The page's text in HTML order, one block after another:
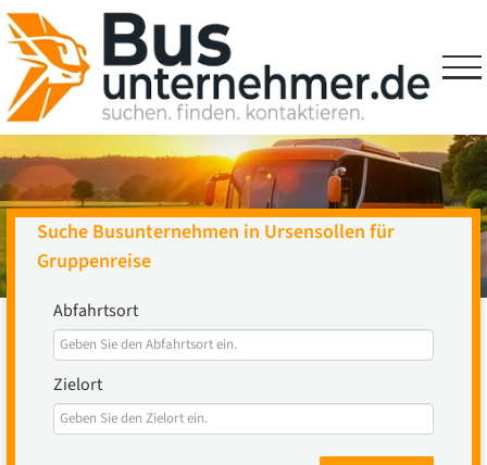
Skip
to
content
Suche Busunternehmen in Ursensollen für
Gruppenreise
Abfahrtsort
Zielort